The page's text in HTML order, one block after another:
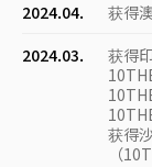
2024.04.
获得
2024.03.
获得
获得
（